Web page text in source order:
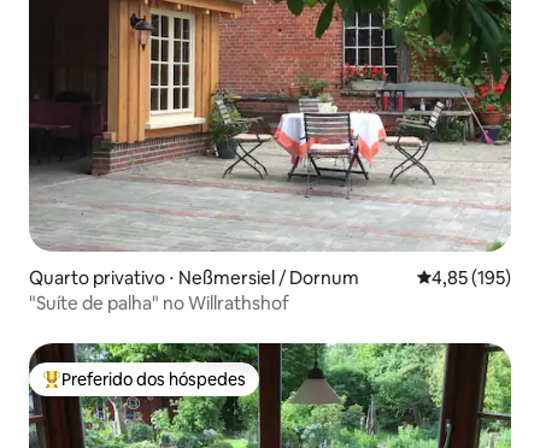
Quarto privativo ⋅ Neßmersiel / Dornum 4,85 de uma
4,85 (195)
"Suíte de palha" no Willrathshof
Entre os melhores preferidos dos hóspedes
Preferido dos hóspedes